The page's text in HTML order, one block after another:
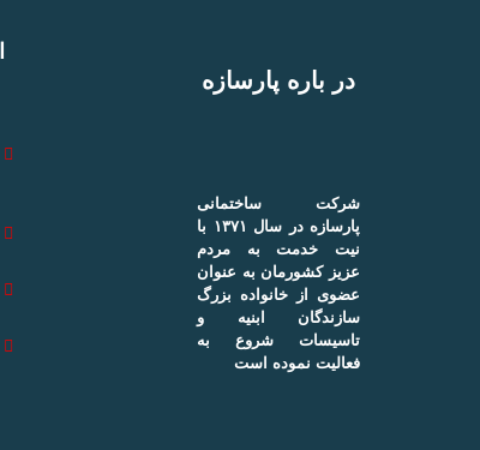
در باره پارسازه
شرکت ساختمانی
پارسازه در سال ۱۳۷۱ با
نیت خدمت به مردم
عزیز کشورمان به عنوان
عضوی از خانواده بزرگ
سازندگان ابنیه و
تاسیسات شروع به
فعالیت نموده است